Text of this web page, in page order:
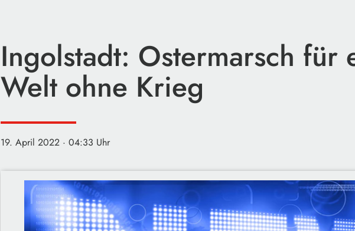
Ingolstadt: Ostermarsch für
Welt ohne Krieg
19. April 2022 · 04:33 Uhr